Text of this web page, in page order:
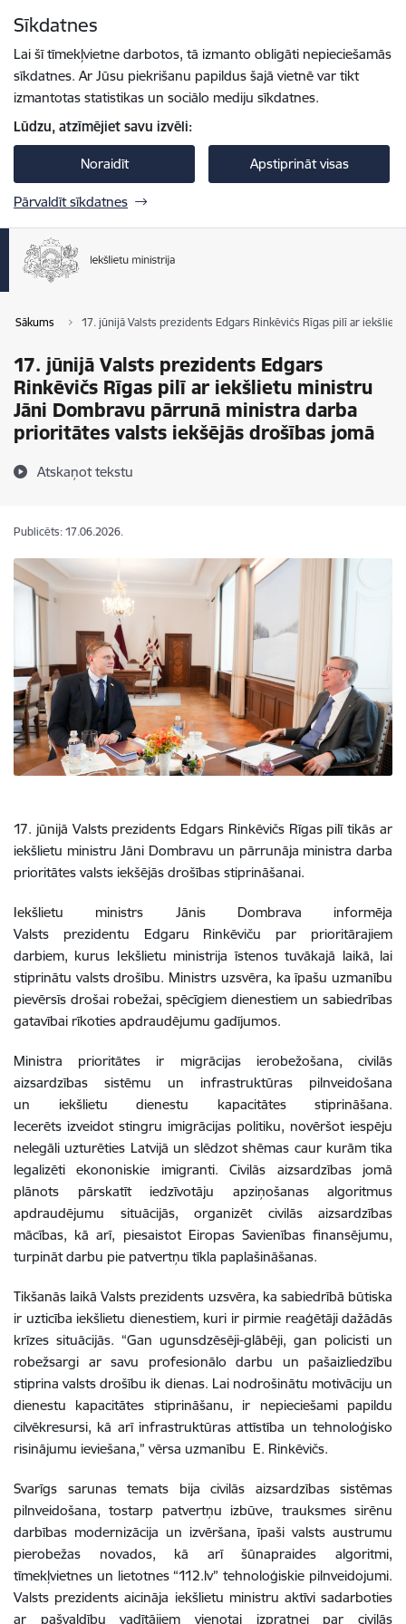
Sīkdatnes
Lai šī tīmekļvietne darbotos, tā izmanto obligāti nepieciešamās
sīkdatnes. Ar Jūsu piekrišanu papildus šajā vietnē var tikt
izmantotas statistikas un sociālo mediju sīkdatnes.
Lūdzu, atzīmējiet savu izvēli:
Noraidīt Apstiprināt visas
Pārvaldīt sīkdatnes
Sākums 17. jūnijā Valsts prezidents Edgars Rinkēvičs Rīgas pilī ar
17. jūnijā Valsts prezidents Edgars
Rinkēvičs Rīgas pilī ar iekšlietu ministru
Jāni Dombravu pārrunā ministra darba
prioritātes valsts iekšējās drošības jomā
Atskaņot tekstu
Publicēts: 17.06.2026.
17. jūnijā Valsts prezidents Edgars Rinkēvičs Rīgas pilī tikās ar
iekšlietu ministru Jāni Dombravu un pārrunāja ministra darba
prioritātes valsts iekšējās drošības stiprināšanai.
Iekšlietu ministrs Jānis Dombrava informēja
Valsts prezidentu Edgaru Rinkēviču par prioritārajiem
darbiem, kurus Iekšlietu ministrija īstenos tuvākajā laikā, lai
stiprinātu valsts drošību. Ministrs uzsvēra, ka īpašu uzmanību
pievērsīs drošai robežai, spēcīgiem dienestiem un sabiedrības
gatavībai rīkoties apdraudējumu gadījumos.
Ministra prioritātes ir migrācijas ierobežošana, civilās
aizsardzības sistēmu un infrastruktūras pilnveidošana
un iekšlietu dienestu kapacitātes stiprināšana.
Iecerēts izveidot stingru imigrācijas politiku, novēršot iespēju
nelegāli uzturēties Latvijā un slēdzot shēmas caur kurām tika
legalizēti ekononiskie imigranti. Civilās aizsardzības jomā
plānots pārskatīt iedzīvotāju apziņošanas algoritmus
apdraudējumu situācijās, organizēt civilās aizsardzības
mācības, kā arī, piesaistot Eiropas Savienības finansējumu,
turpināt darbu pie patvertņu tīkla paplašināšanas.
Tikšanās laikā Valsts prezidents uzsvēra, ka sabiedrībā būtiska
ir uzticība iekšlietu dienestiem, kuri ir pirmie reaģētāji dažādās
krīzes situācijās. “Gan ugunsdzēsēji-glābēji, gan policisti un
robežsargi ar savu profesionālo darbu un pašaizliedzību
stiprina valsts drošību ik dienas. Lai nodrošinātu motivāciju un
dienestu kapacitātes stiprināšanu, ir nepieciešami papildu
cilvēkresursi, kā arī infrastruktūras attīstība un tehnoloģisko
risinājumu ieviešana,” vērsa uzmanību E. Rinkēvičs.
Svarīgs sarunas temats bija civilās aizsardzības sistēmas
pilnveidošana, tostarp patvertņu izbūve, trauksmes sirēnu
darbības modernizācija un izvēršana, īpaši valsts austrumu
pierobežas novados, kā arī šūnapraides algoritmi,
tīmekļvietnes un lietotnes “112.lv” tehnoloģiskie pilnveidojumi.
Valsts prezidents aicināja iekšlietu ministru aktīvi sadarboties
ar pašvaldību vadītājiem vienotai izpratnei par civilās